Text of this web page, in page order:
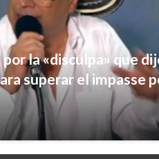
la «disculpa» que
superar el impasse